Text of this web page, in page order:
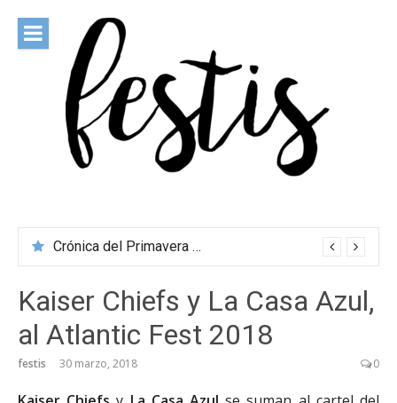
contenido
Crónica del Primavera Sound Porto 2026
Kaiser Chiefs y La Casa Azul,
al Atlantic Fest 2018
festis 30 marzo, 2018 0